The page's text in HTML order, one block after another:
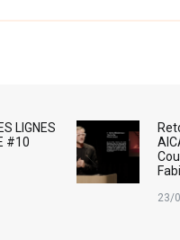
LIGNES
#10
23/